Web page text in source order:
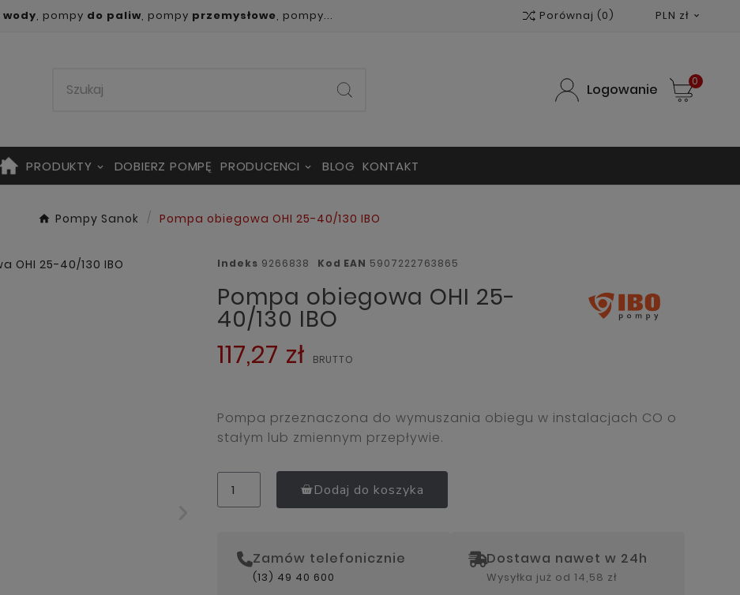
wody, pompy do paliw, pompy przemysłowe, pompy... Porównaj (0) PLN zł 
Logowanie 0
PRODUKTY DOBIERZ POMPĘ PRODUCENCI BLOG KONTAKT
Pompy Sanok Pompa obiegowa OHI 25-40/130 IBO
Indeks 9266838 Kod EAN 5907222763865
Pompa obiegowa OHI 25-
40/130 IBO
117,27 zł
Pompa przeznaczona do wymuszania obiegu w instalacjach CO o
stałym lub zmiennym przepływie.
Dodaj do koszyka
Zamów telefonicznie
(13) 49 40 600
Dostawa nawet w 24h
Wysyłka już od 14,58 zł